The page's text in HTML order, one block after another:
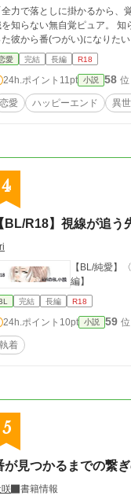
力で落としに掛かるから、
知らない無自覚ピュア。
た彼から番(つがい)になりた
愛 完結 長編 R18
24h.ポイント 11pt 小説 58
恋愛 ハッピーエンド 異
4
BL/R18】視線が追う
【BL/純愛】
編】
完結 長編 R18
24h.ポイント 10pt 小説 59
執着
5
が見つかるまでの繋
書籍情報